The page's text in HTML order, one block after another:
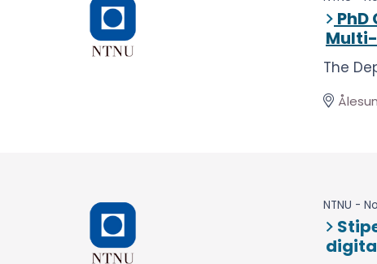
The
NTNU -